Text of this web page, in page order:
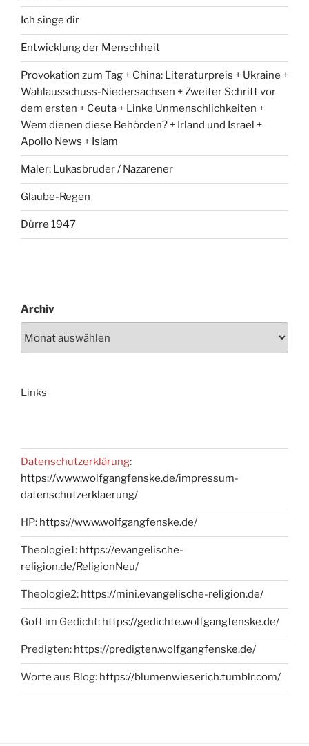
Ich singe dir
Entwicklung der Menschheit
Provokation zum Tag + China: Literaturpreis + Ukraine +
Wahlausschuss-Niedersachsen + Zweiter Schritt vor
dem ersten + Ceuta + Linke Unmenschlichkeiten +
Wem dienen diese Behörden? + Irland und Israel +
Apollo News + Islam
Maler: Lukasbruder / Nazarener
Glaube-Regen
Dürre 1947
Archiv
Links
Datenschutzerklärung:
https://www.wolfgangfenske.de/impressum-
datenschutzerklaerung/
HP: https://www.wolfgangfenske.de/
Theologie1: https://evangelische-
religion.de/ReligionNeu/
Theologie2: https://mini.evangelische-religion.de/
Gott im Gedicht: https://gedichte.wolfgangfenske.de/
Predigten: https://predigten.wolfgangfenske.de/
Worte aus Blog: https://blumenwieserich.tumblr.com/